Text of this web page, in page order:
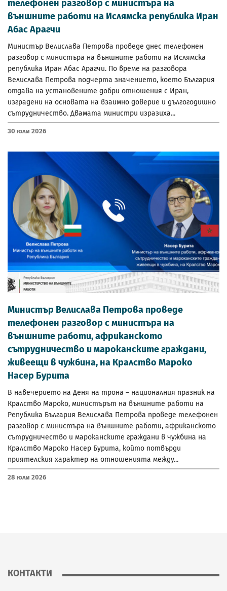
телефонен разговор с министъра на
външните работи на Ислямска република Иран
Абас Арагчи
Министър Велислава Петрова проведе днес телефонен
разговор с министъра на външните работи на Ислямска
република Иран Абас Арагчи. По време на разговора
Велислава Петрова подчерта значението, което България
отдава на установените добри отношения с Иран,
изградени на основата на взаимно доверие и дългогодишно
сътрудничество. Двамата министри изразиха...
30 Юли 2026
Министър Велислава Петрова проведе
телефонен разговор с министъра на
външните работи, африканското
сътрудничество и мароканските граждани,
живеещи в чужбина, на Кралство Мароко
Насер Бурита
В навечерието на Деня на трона – националния празник на
Кралство Мароко, министърът на външните работи на
Република България Велислава Петрова проведе телефонен
разговор с министъра на външните работи, африканското
сътрудничество и мароканските граждани в чужбина на
Кралство Мароко Насер Бурита, който потвърди
приятелския характер на отношенията между...
28 Юли 2026
КОНТАКТИ